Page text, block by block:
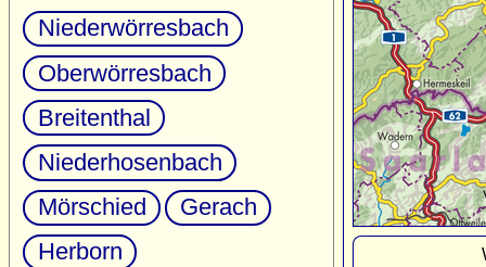
Niederwörresbach
Oberwörresbach
Breitenthal
Niederhosenbach
Mörschied
Gerach
Herborn